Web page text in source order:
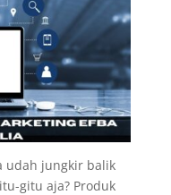
udah jungkir balik
gitu aja? Produk